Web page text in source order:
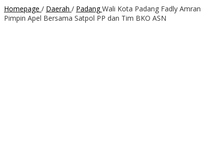
Homepage / Daerah / Padang Wali Kota Padang Fadly Amran
Pimpin Apel Bersama Satpol PP dan Tim BKO ASN